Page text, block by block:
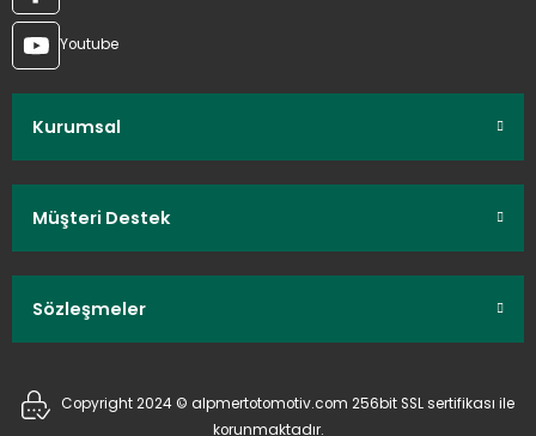
Youtube
Kurumsal
Müşteri Destek
Sözleşmeler
Copyright 2024 © alpmertotomotiv.com 256bit SSL sertifikası ile
korunmaktadır.